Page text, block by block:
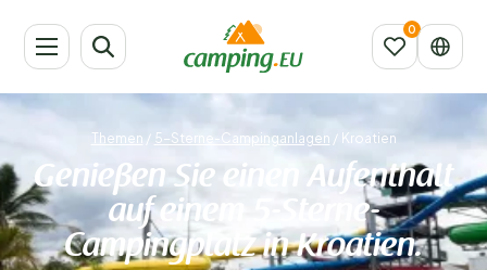
Themen / 5-Sterne-Campinganlagen / Kroatien
Genießen Sie einen Aufenthalt
auf einem 5-Sterne-
Campingplatz in Kroatien.